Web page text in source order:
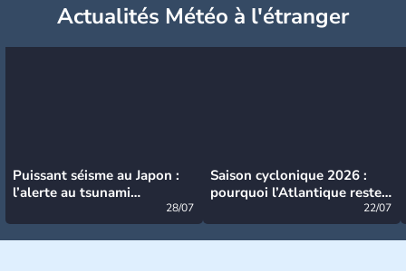
Actualités Météo à l'étranger
Puissant séisme au Japon :
l’alerte au tsunami
28/07
Saison cyclonique 2026 :
pourquoi l’Atlantique reste
22/07